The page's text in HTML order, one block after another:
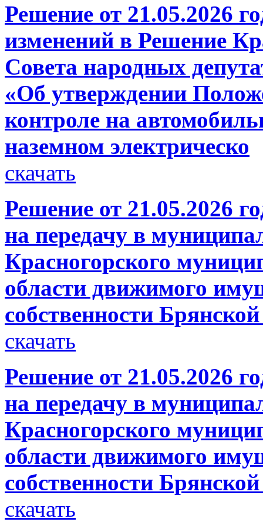
Решение от 21.05.2026
изменений в Решение
Совета народных
«Об утверждении
контроле на
наземном электрическо
скачать
Решение от 21.05.2026
на передачу в
Красногорского
области движимого
собственности
скачать
Решение от 21.05.2026
на передачу в
Красногорского
области движимого
собственности
скачать